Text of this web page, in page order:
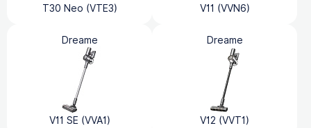
T30 Neo (VTE3) V11 (VVN6)
Dreame
V11 SE (VVA1)
Dreame
V12 (VVT1)